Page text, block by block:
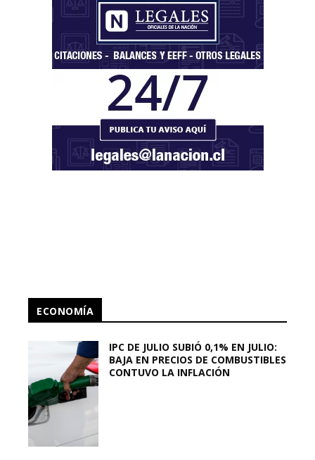
ECONOMÍA
IPC DE JULIO SUBIÓ 0,1% EN JULIO:
BAJA EN PRECIOS DE COMBUSTIBLES
CONTUVO LA INFLACIÓN